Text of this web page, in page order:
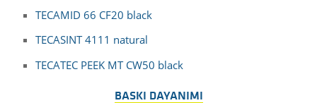
TECAMID 66 CF20 black
TECASINT 4111 natural
TECATEC PEEK MT CW50 black
BASKI DAYANIMI